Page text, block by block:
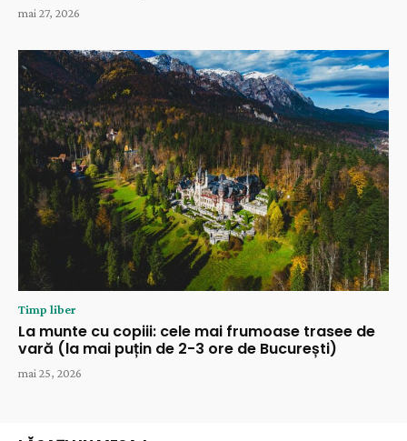
mai 27, 2026
Timp liber
La munte cu copiii: cele mai frumoase trasee de
vară (la mai puțin de 2-3 ore de București)
mai 25, 2026